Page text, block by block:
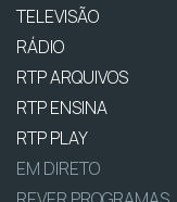
TELEVISÃO
RÁDIO
RTP ARQUIVOS
RTP ENSINA
RTP PLAY
EM DIRETO